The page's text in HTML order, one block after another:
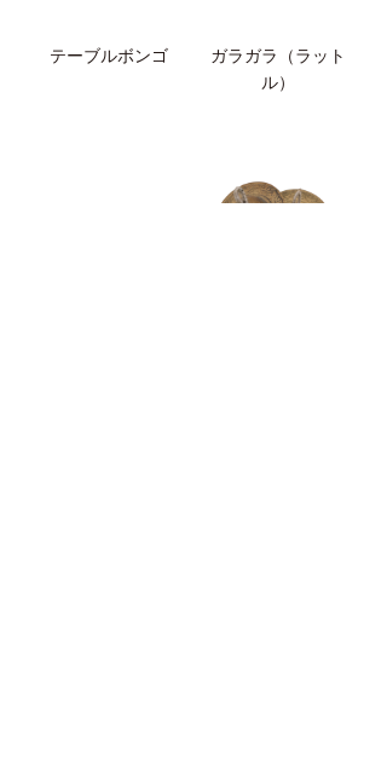
テーブルボンゴ
ガラガラ（ラット
ル）